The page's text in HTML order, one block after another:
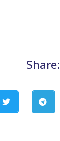
Share: